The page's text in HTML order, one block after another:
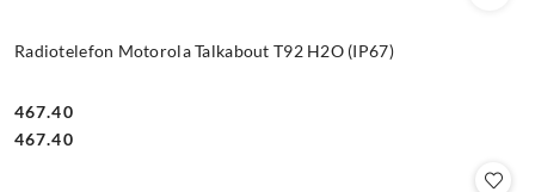
Radiotelefon Motorola Talkabout T92 H2O (IP67)
Cena:
467.40
Cena:
467.40